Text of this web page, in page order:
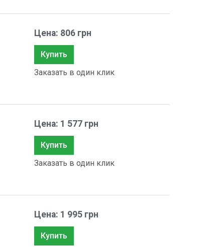
Цена: 806 грн
Купить
Заказать в один клик
Цена: 1 577 грн
Купить
Заказать в один клик
Цена: 1 995 грн
Купить